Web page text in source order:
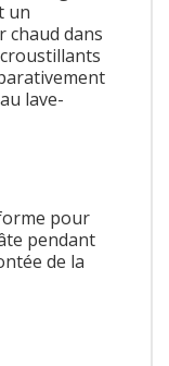
un
dans
lave-
pour
pendant
de la